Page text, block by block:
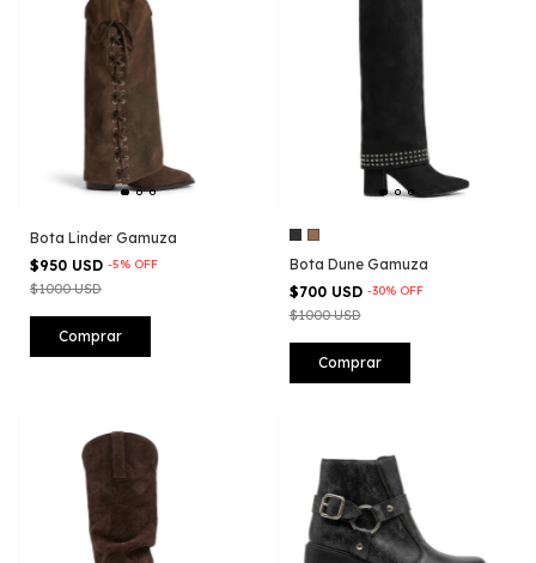
Bota Linder Gamuza
$950 USD -5% OFF
$1000 USD
Comprar
Bota Dune Gamuza
$700 USD -30% OFF
$1000 USD
Comprar